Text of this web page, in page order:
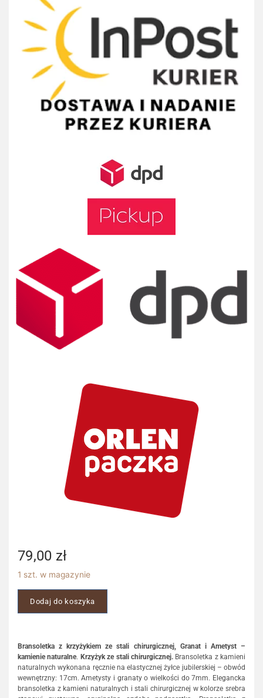
79,00 zł
1 szt. w magazynie
Dodaj do koszyka
Bransoletka z krzyżykiem ze stali chirurgicznej, Granat i Ametyst –
kamienie naturalne. Krzyżyk ze stali chirurgicznej. Bransoletka z kamieni
naturalnych wykonana ręcznie na elastycznej żyłce jubilerskiej – obwód
wewnętrzny: 17cm. Ametysty i granaty o wielkości do 7mm. Elegancka
bransoletka z kamieni naturalnych i stali chirurgicznej w kolorze srebra